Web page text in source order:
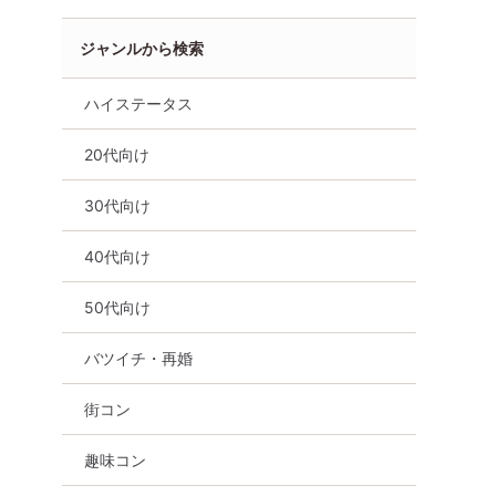
ジャンルから検索
ハイステータス
20代向け
30代向け
40代向け
50代向け
バツイチ・再婚
街コン
趣味コン